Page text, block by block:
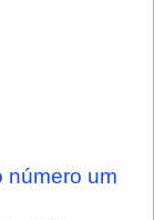
número um